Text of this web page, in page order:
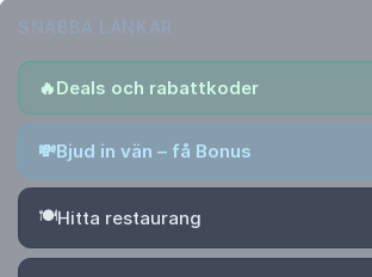
🔥Deals och rabattkoder
💸Bjud in vän – få Bonus
🍽️Hitta restaurang